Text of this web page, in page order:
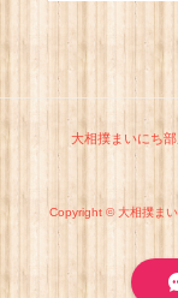
大相撲まいにち
Copyright © 大相撲ま